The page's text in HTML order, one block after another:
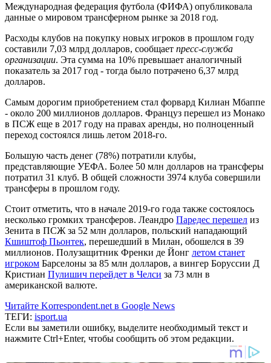
Международная федерация футбола (ФИФА) опубликовала
данные о мировом трансферном рынке за 2018 год.
Расходы клубов на покупку новых игроков в прошлом году
составили 7,03 млрд долларов, сообщает пресс-служба
организации. Эта сумма на 10% превышает аналогичный
показатель за 2017 год - тогда было потрачено 6,37 млрд
долларов.
Самым дорогим приобретением стал форвард Килиан Мбаппе
- около 200 миллионов долларов. Француз перешел из Монако
в ПСЖ еще в 2017 году на правах аренды, но полноценный
переход состоялся лишь летом 2018-го.
Большую часть денег (78%) потратили клубы,
представляющие УЕФА. Более 50 млн долларов на трансферы
потратил 31 клуб. В общей сложности 3974 клуба совершили
трансферы в прошлом году.
Стоит отметить, что в начале 2019-го года также состоялось
несколько громких трансферов. Леандро Паредес перешел из
Зенита в ПСЖ за 52 млн долларов, польский нападающий
Кшиштоф Пьонтек, перешедший в Милан, обошелся в 39
миллионов. Полузащитник Френки де Йонг летом станет
игроком Барселоны за 85 млн долларов, а вингер Боруссии Д
Кристиан Пулишич перейдет в Челси за 73 млн в
американской валюте.
Читайте Korrespondent.net в Google News
ТЕГИ: isport.ua
Если вы заметили ошибку, выделите необходимый текст и
нажмите Ctrl+Enter, чтобы сообщить об этом редакции.